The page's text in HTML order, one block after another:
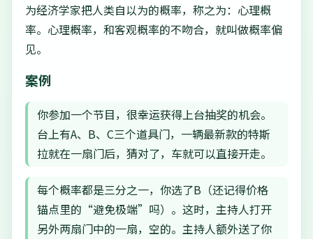
为经济学家把人类自以为的概率，称之为：心理概
率。心理概率，和客观概率的不吻合，就叫做概率偏
见。
案例
你参加一个节目，很幸运获得上台抽奖的机会。
台上有A、B、C三个道具门，一辆最新款的特斯
拉就在一扇门后，猜对了，车就可以直接开走。
每个概率都是三分之一，你选了B（还记得价格
锚点里的“避免极端”吗）。这时，主持人打开
另外两扇门中的一扇，空的。主持人额外送了你